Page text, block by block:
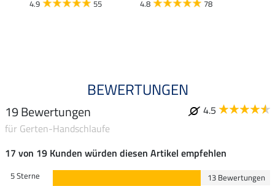
4.9 55 4.8 78
BEWERTUNGEN
19 Bewertungen
4.5
für Gerten-Handschlaufe
17 von 19 Kunden würden diesen Artikel empfehlen
5 Sterne
13 Bewertungen